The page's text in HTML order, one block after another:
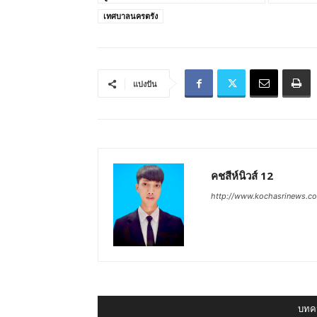
เทศบาลนครตรัง
แบ่งปัน
คชสีห์นิวส์ 12
http://
บทค